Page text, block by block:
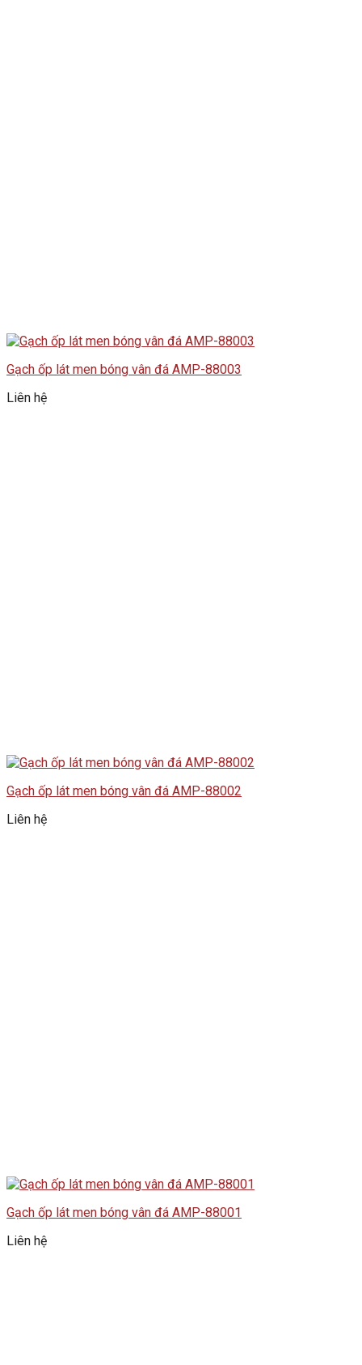
Gạch ốp lát men bóng vân đá AMP-88003
Liên hệ
Gạch ốp lát men bóng vân đá AMP-88002
Liên hệ
Gạch ốp lát men bóng vân đá AMP-88001
Liên hệ